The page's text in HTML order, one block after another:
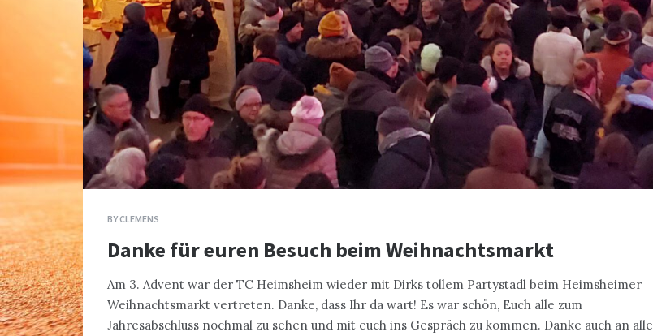
BYCLEMENS
Danke für euren Besuch beim Weihnachtsmarkt
Am 3. Advent war der TC Heimsheim wieder mit Dirks tollem Partystadl beim Heimsheimer
Weihnachtsmarkt vertreten. Danke, dass Ihr da wart! Es war schön, Euch alle zum
Jahresabschluss nochmal zu sehen und mit euch ins Gespräch zu kommen. Danke auch an alle